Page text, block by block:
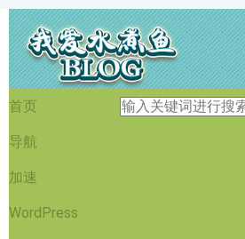
首页
导航
加速
WordPress